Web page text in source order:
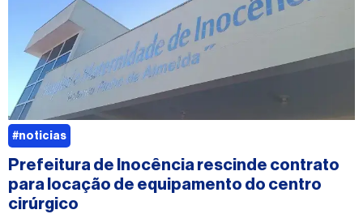
Prefeitura de Inocência rescinde contrato
para locação de equipamento do centro
cirúrgico
#noticias